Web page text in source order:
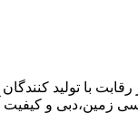
با تولید
زمین،دبی و